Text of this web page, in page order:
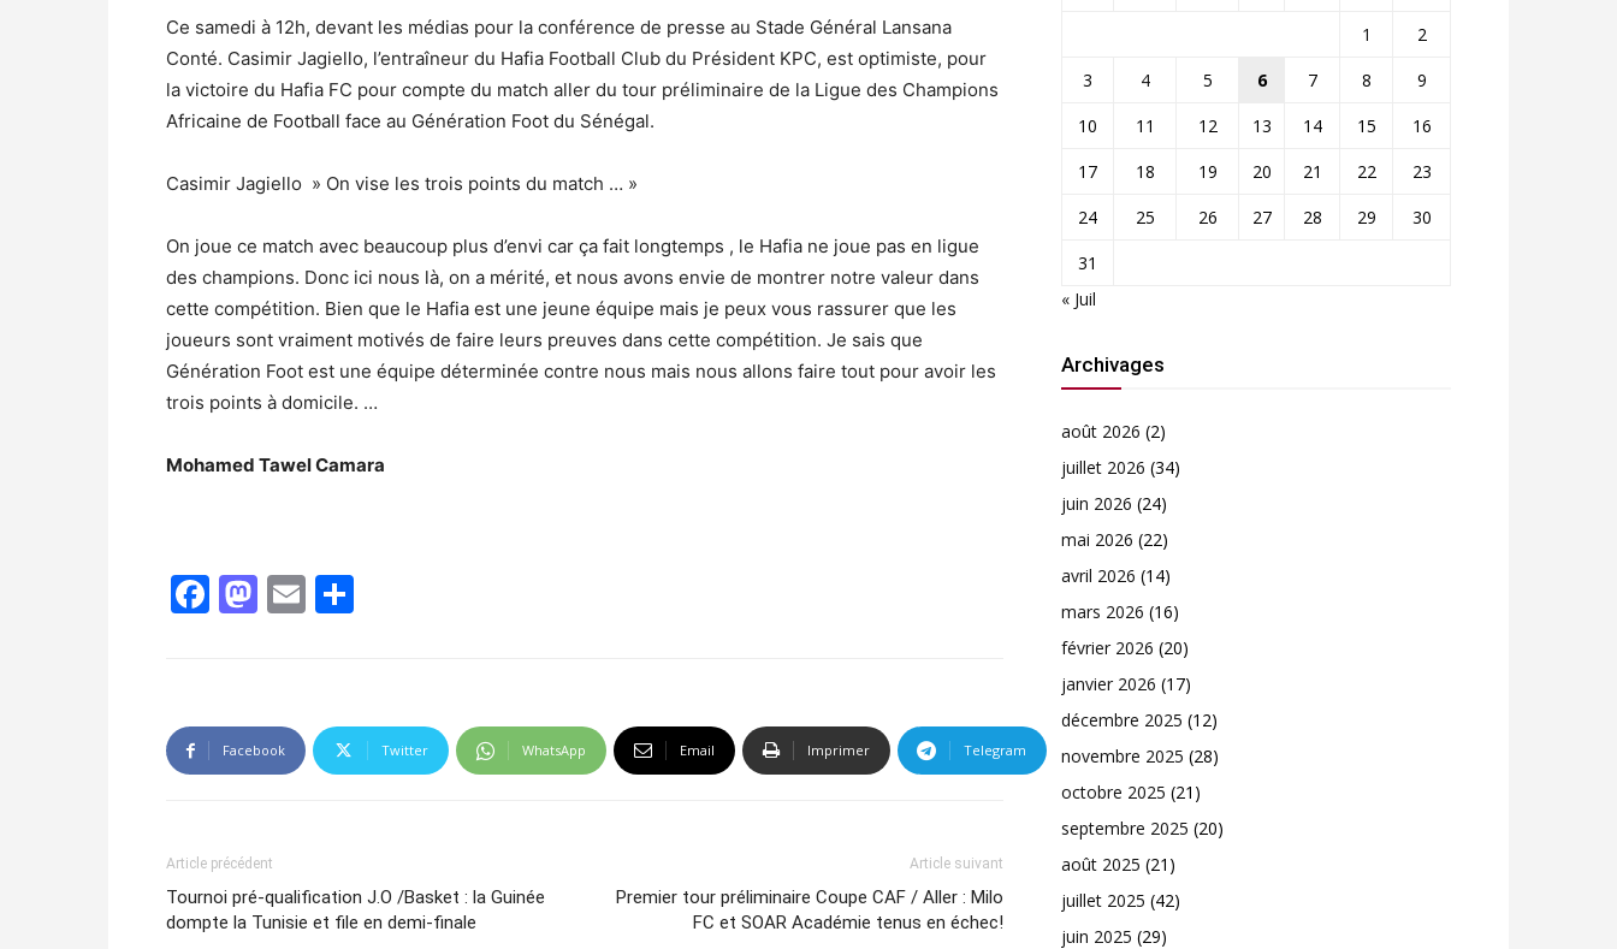
Ce samedi à 12h, devant les médias pour la conférence de presse au Stade Général Lansana
Conté. Casimir Jagiello, l’entraîneur du Hafia Football Club du Président KPC, est optimiste, pour
la victoire du Hafia FC pour compte du match aller du tour préliminaire de la Ligue des Champions
Africaine de Football face au Génération Foot du Sénégal.
Casimir Jagiello » On vise les trois points du match … »
On joue ce match avec beaucoup plus d’envi car ça fait longtemps , le Hafia ne joue pas en ligue
des champions. Donc ici nous là, on a mérité, et nous avons envie de montrer notre valeur dans
cette compétition. Bien que le Hafia est une jeune équipe mais je peux vous rassurer que les
joueurs sont vraiment motivés de faire leurs preuves dans cette compétition. Je sais que
Génération Foot est une équipe déterminée contre nous mais nous allons faire tout pour avoir les
trois points à domicile. …
Mohamed Tawel Camara
Facebook
Mastodon
Email
Facebook Twitter WhatsApp Email Imprimer Telegram
Article précédent
Tournoi pré-qualification J.O /Basket : la Guinée
dompte la Tunisie et file en demi-finale
Article suivant
Premier tour préliminaire Coupe CAF / Aller : Milo
FC et SOAR Académie tenus en échec!
1
2
3
4 5 6 7 8
9
10
11 12 13 14 15
16
17
18 19 20 21 22
23
24
25 26 27 28 29
30
31
« Juil
Archivages
août 2026 (2)
juillet 2026 (34)
juin 2026 (24)
mai 2026 (22)
avril 2026 (14)
mars 2026 (16)
février 2026 (20)
janvier 2026 (17)
décembre 2025 (12)
novembre 2025 (28)
octobre 2025 (21)
septembre 2025 (20)
août 2025 (21)
juillet 2025 (42)
juin 2025 (29)